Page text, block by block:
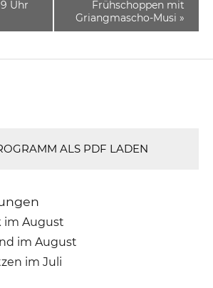
Uhr
Frühschoppen mit
Griangmascho-Musi »
ALS PDF LADEN
im August
im August
im Juli